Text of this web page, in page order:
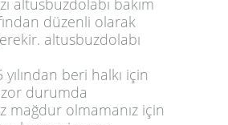
altusbuzdolabı bakım
düzenli olarak
altusbuzdolabı
beri halkı için
zor durumda
mağdur olmamanız için